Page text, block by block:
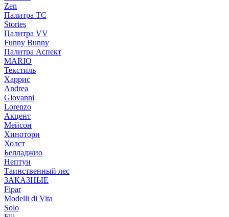
Zen
Палитра TC
Stories
Палитра VV
Funny Bunny
Палитра Аспект
MARIO
Текстиль
Харрис
Andrea
Giovanni
Lorenzo
Акцент
Мейсон
Хинотори
Холст
Белладжио
Нептун
Таинственный лес
ЗАКАЗНЫЕ
Fipar
Modelli di Vita
Solo